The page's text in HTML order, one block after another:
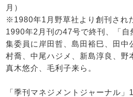
月）
※1980年1月野草社より創刊され
1990年2月刊の47号で終刊、「自
集委員に岸田哲、島田裕巳、田中
村喬、中尾ハジメ、新島淳良、野
真木悠介、毛利子来ら。
「季刊マネジメントジャーナル